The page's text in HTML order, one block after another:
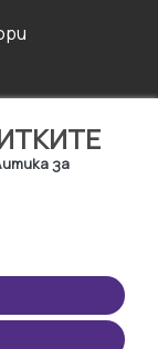
за